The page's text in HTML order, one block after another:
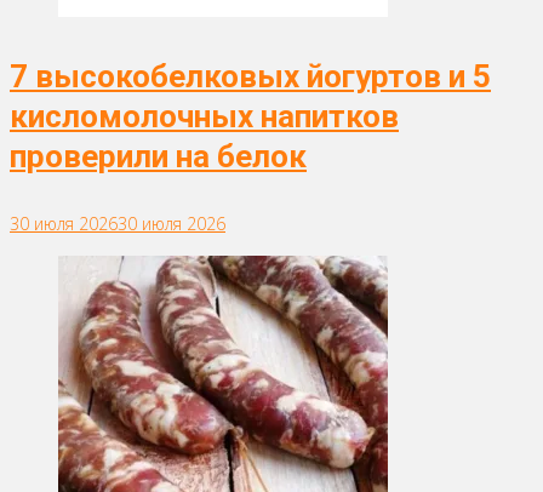
7 высокобелковых йогуртов и 5
кисломолочных напитков
проверили на белок
30 июля 202630 июля 2026